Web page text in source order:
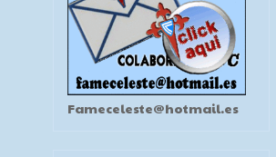
Fameceleste@hotmail.es